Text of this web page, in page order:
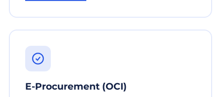
E-Procurement (OCI)